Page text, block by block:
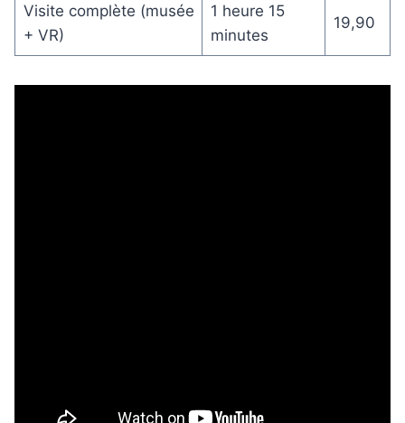
Visite complète (musée
+ VR)
1 heure 15
minutes
19,90